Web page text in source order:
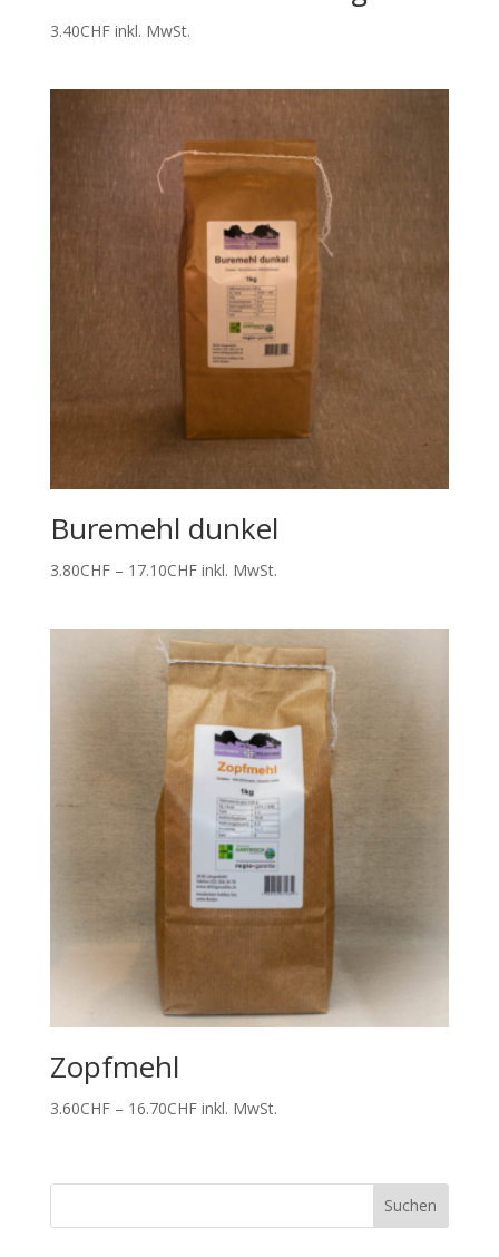
3.40CHF inkl. MwSt.
Buremehl dunkel
3.80CHF – 17.10CHFPreisspanne:
17.10CHF
inkl. MwSt.
Zopfmehl
3.60CHF – 16.70CHFPreisspanne:
16.70CHF
inkl. MwSt.
Suchen